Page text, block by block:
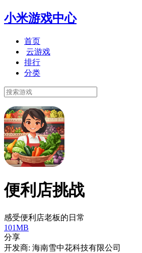
小米游戏中心
首页
云游戏
排行
分类
便利店挑战
感受便利店老板的日常
101MB
分享
开发商: 海南雪中花科技有限公司